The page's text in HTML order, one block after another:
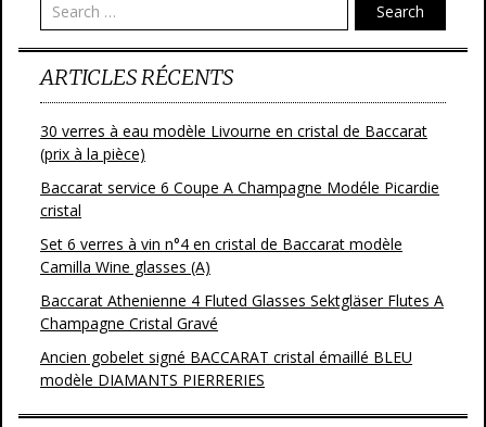
k Search
ARTICLES RÉCENTS
30 verres à eau modèle Livourne en cristal de Baccarat
(prix à la pièce)
Baccarat service 6 Coupe A Champagne Modéle Picardie
cristal
Set 6 verres à vin n°4 en cristal de Baccarat modèle
Camilla Wine glasses (A)
Baccarat Athenienne 4 Fluted Glasses Sektgläser Flutes A
Champagne Cristal Gravé
Ancien gobelet signé BACCARAT cristal émaillé BLEU
modèle DIAMANTS PIERRERIES